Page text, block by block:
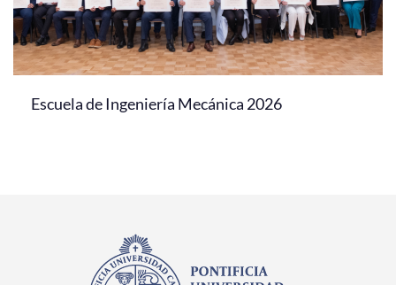
Escuela de Ingeniería Mecánica 2026